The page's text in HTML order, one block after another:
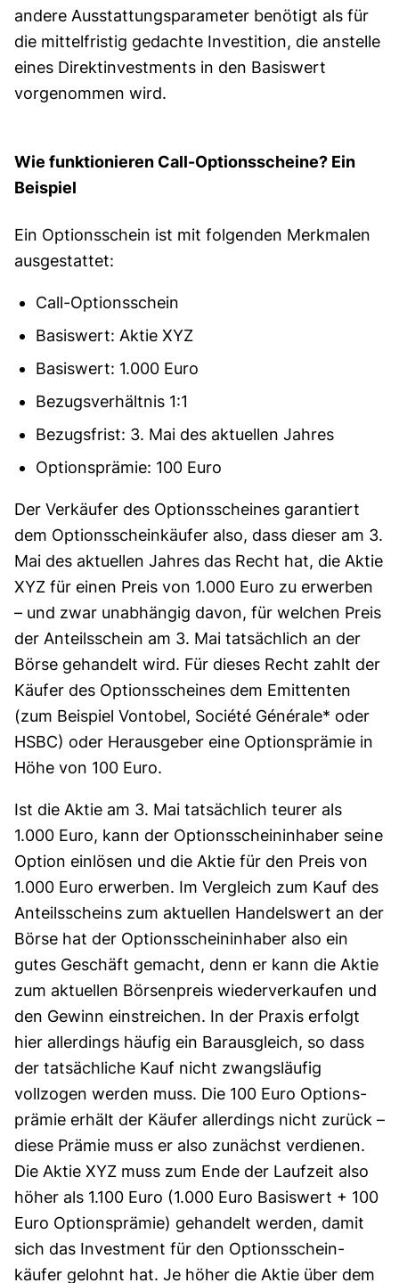
andere Ausstattungsparameter benötigt als für
die mittelfristig gedachte Investition, die anstelle
eines Direkt­investments in den Basis­wert
vorgenommen wird.
Wie funktionieren Call-Optionsscheine? Ein
Beispiel
Ein Optionsschein ist mit folgenden Merkmalen
ausgestattet:
Call-Optionsschein
Basiswert: Aktie XYZ
Basiswert: 1.000 Euro
Bezugsverhältnis 1:1
Bezugsfrist: 3. Mai des aktuellen Jahres
Optionsprämie: 100 Euro
Der Verkäufer des Options­scheines garantiert
dem Optionsscheinkäufer also, dass dieser am 3.
Mai des aktuellen Jahres das Recht hat, die Aktie
XYZ für einen Preis von 1.000 Euro zu erwerben
– und zwar unabhängig davon, für welchen Preis
der Anteils­schein am 3. Mai tat­sächlich an der
Börse gehandelt wird. Für dieses Recht zahlt der
Käufer des Options­scheines dem Emittenten
(zum Beispiel Vontobel, Société Générale* oder
HSBC) oder Heraus­geber eine Optionsprämie in
Höhe von 100 Euro.
Ist die Aktie am 3. Mai tatsächlich teurer als
1.000 Euro, kann der Options­schein­­inhaber seine
Option einlösen und die Aktie für den Preis von
1.000 Euro erwerben. Im Vergleich zum Kauf des
Anteils­scheins zum aktuellen Handels­wert an der
Börse hat der Options­schein­inhaber also ein
gutes Geschäft gemacht, denn er kann die Aktie
zum aktuellen Börsen­preis wiederverkaufen und
den Gewinn einstreichen. In der Praxis erfolgt
hier allerdings häufig ein Barausgleich, so dass
der tat­sächliche Kauf nicht zwangsläufig
vollzogen werden muss. Die 100 Euro Options­
prämie erhält der Käufer allerdings nicht zurück –
diese Prämie muss er also zunächst verdienen.
Die Aktie XYZ muss zum Ende der Laufzeit also
höher als 1.100 Euro (1.000 Euro Basiswert + 100
Euro Optionsprämie) gehandelt werden, damit
sich das Investment für den Options­schein­
käufer gelohnt hat. Je höher die Aktie über dem